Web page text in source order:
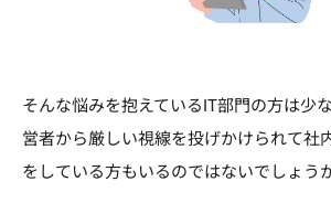
そんな悩みを抱えているIT部門の方は少
営者から厳しい視線を投げかけられて社
をしている方もいるのではないでしょうか